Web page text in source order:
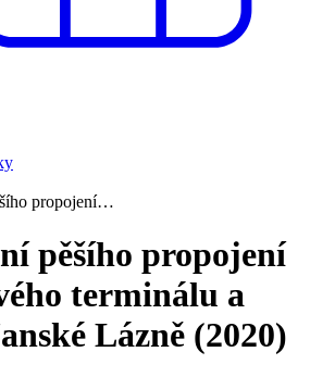
propojení…
pěšího propojení
terminálu a
Lázně (2020)